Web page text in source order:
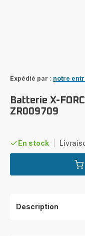
Expédié par : notre
Batterie X-
ZR009709
En stock
Description